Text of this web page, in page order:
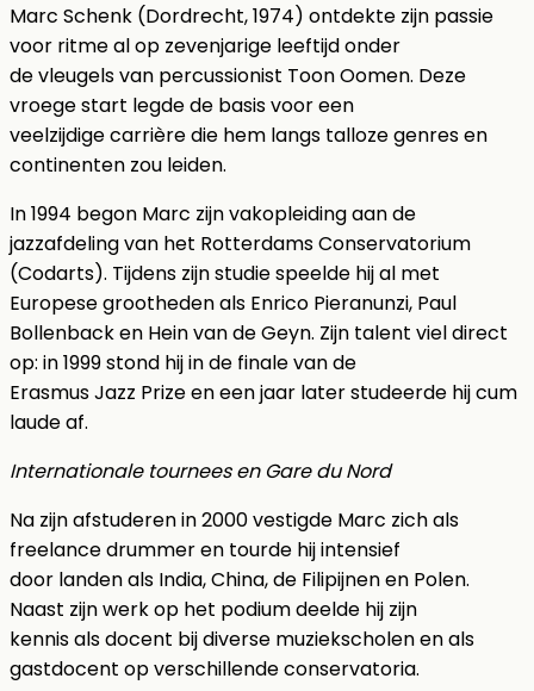
Marc Schenk (Dordrecht, 1974) ontdekte zijn passie
voor ritme al op zevenjarige leeftijd onder
de vleugels van percussionist Toon Oomen. Deze
vroege start legde de basis voor een
veelzijdige carrière die hem langs talloze genres en
continenten zou leiden.
In 1994 begon Marc zijn vakopleiding aan de
jazzafdeling van het Rotterdams Conservatorium
(Codarts). Tijdens zijn studie speelde hij al met
Europese grootheden als Enrico Pieranunzi, Paul
Bollenback en Hein van de Geyn. Zijn talent viel direct
op: in 1999 stond hij in de finale van de
Erasmus Jazz Prize en een jaar later studeerde hij cum
laude af.
Internationale tournees en Gare du Nord
Na zijn afstuderen in 2000 vestigde Marc zich als
freelance drummer en tourde hij intensief
door landen als India, China, de Filipijnen en Polen.
Naast zijn werk op het podium deelde hij zijn
kennis als docent bij diverse muziekscholen en als
gastdocent op verschillende conservatoria.